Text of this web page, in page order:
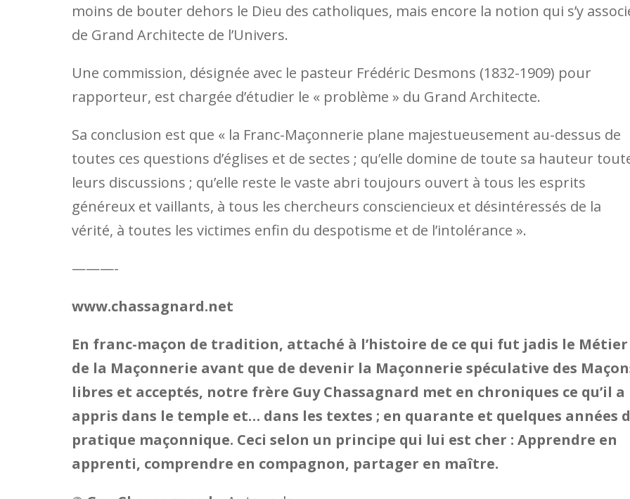
moins de bouter dehors le Dieu des catholiques, mais encore la notion qui s’y
de Grand Architecte de l’Univers.
Une commission, désignée avec le pasteur Frédéric Desmons (1832-1909) pour
rapporteur, est chargée d’étudier le « problème » du Grand Architecte.
Sa conclusion est que « la Franc-Maçonnerie plane majestueusement au-dessus de
toutes ces questions d’é­glises et de sectes ; qu’elle domine de toute sa hauteur
leurs discussions ; qu’elle reste le vaste abri toujours ouvert à tous les esprits
généreux et vaillants, à tous les chercheurs cons­ciencieux et désintéressés de la
vérité, à toutes les victimes enfin du despotisme et de l’intolérance ».
———-
www.chassagnard.net
En franc-maçon de tradition, attaché à l’histoire de ce qui fut jadis le Métier
de la Maçonnerie avant que de devenir la Maçonnerie spéculative des
libres et acceptés, notre frère Guy Chassagnard met en chroniques ce qu’il a
appris dans le temple et… dans les textes ; en quarante et quelques années
pratique maçonnique. Ceci selon un principe qui lui est cher : Apprendre en
apprenti, comprendre en compagnon, partager en maître.